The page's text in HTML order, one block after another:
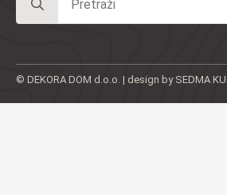
for:
© DEKORA DOM d.o.o. | design by SEDMA